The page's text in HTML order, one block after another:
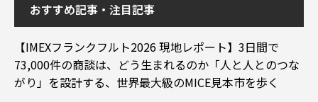
おすすめ記事・注目記事
【IMEXフランクフルト2026 現地レポート】3日間で
73,000件の商談は、どう生まれるのか「人と人とのつな
がり」を設計する、世界最大級のMICE見本市を歩く